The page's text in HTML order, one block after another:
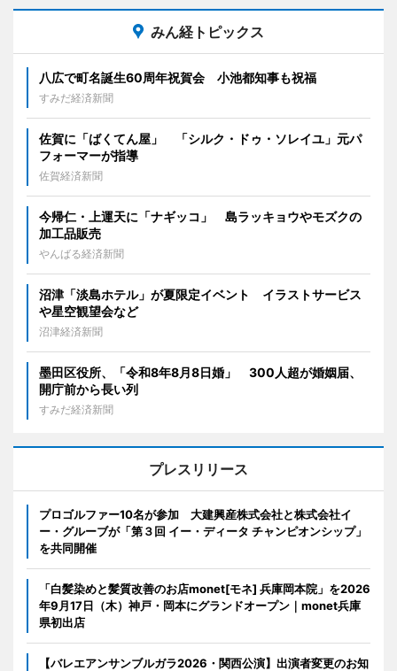
みん経トピックス
八広で町名誕生60周年祝賀会 小池都知事も祝福
すみだ経済新聞
佐賀に「ばくてん屋」 「シルク・ドゥ・ソレイユ」元パ
フォーマーが指導
佐賀経済新聞
今帰仁・上運天に「ナギッコ」 島ラッキョウやモズクの
加工品販売
やんばる経済新聞
沼津「淡島ホテル」が夏限定イベント イラストサービス
や星空観望会など
沼津経済新聞
墨田区役所、「令和8年8月8日婚」 300人超が婚姻届、
開庁前から長い列
すみだ経済新聞
プレスリリース
プロゴルファー10名が参加 大建興産株式会社と株式会社イ
ー・グルーブが「第３回 イー・ディータ チャンピオンシップ」
を共同開催
「白髪染めと髪質改善のお店monet[モネ] 兵庫岡本院」を2026
年9月17日（木）神戸・岡本にグランドオープン｜monet兵庫
県初出店
【バレエアンサンブルガラ2026・関西公演】出演者変更のお知